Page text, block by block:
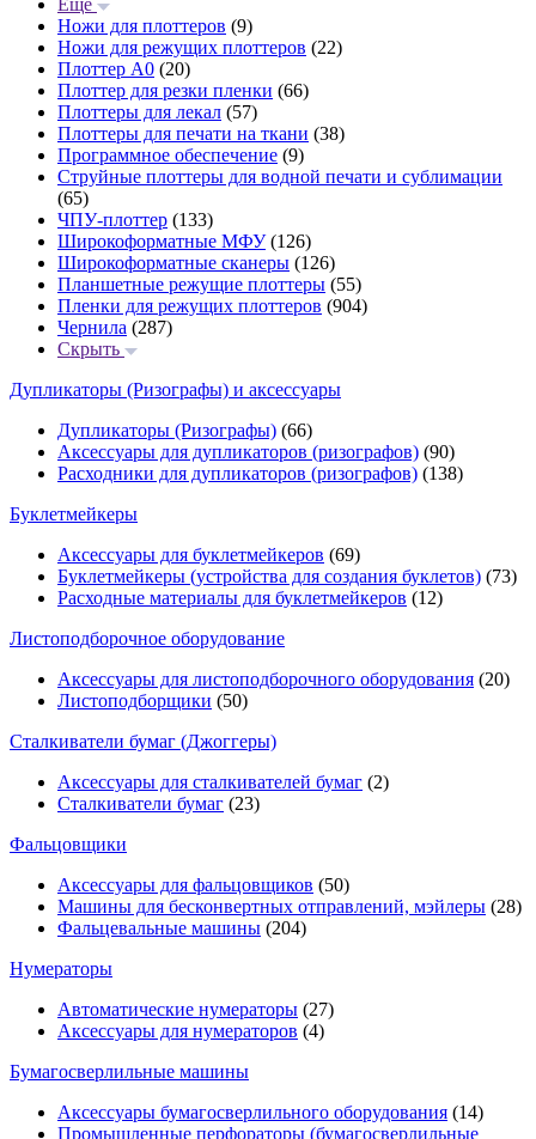
Еще
Ножи для плоттеров (9)
Ножи для режущих плоттеров (22)
Плоттер А0 (20)
Плоттер для резки пленки (66)
Плоттеры для лекал (57)
Плоттеры для печати на ткани (38)
Программное обеспечение (9)
Струйные плоттеры для водной печати и сублимации
(65)
ЧПУ-плоттер (133)
Широкоформатные МФУ(126)
Широкоформатные сканеры (126)
Планшетные режущие плоттеры (55)
Пленки для режущих плоттеров (904)
Чернила (287)
Скрыть
Дупликаторы (Ризографы) и аксессуары
Дупликаторы (Ризографы) (66)
Аксессуары для дупликаторов (ризографов) (90)
Расходники для дупликаторов (ризографов) (138)
Буклетмейкеры
Аксессуары для буклетмейкеров (69)
Буклетмейкеры (устройства для создания буклетов) (73)
Расходные материалы для буклетмейкеров (12)
Листоподборочное оборудование
Аксессуары для листоподборочного оборудования (20)
Листоподборщики (50)
Сталкиватели бумаг (Джоггеры)
Аксессуары для сталкивателей бумаг (2)
Сталкиватели бумаг (23)
Фальцовщики
Аксессуары для фальцовщиков (50)
Машины для бесконвертных отправлений, мэйлеры (28)
Фальцевальные машины (204)
Нумераторы
Автоматические нумераторы (27)
Аксессуары для нумераторов (4)
Бумагосверлильные машины
Аксессуары бумагосверлильного оборудования (14)
Промышленные перфораторы (бумагосверлильные